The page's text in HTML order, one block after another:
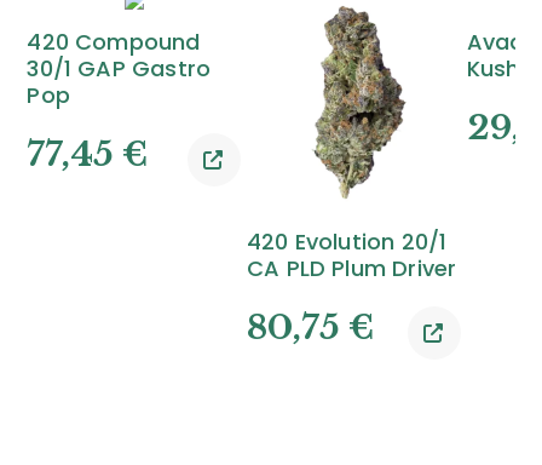
420 Compound
30/1 GAP Gastro
Pop
77,45 €
420 Evolution 20/1
CA PLD Plum Driver
80,75 €
Kush